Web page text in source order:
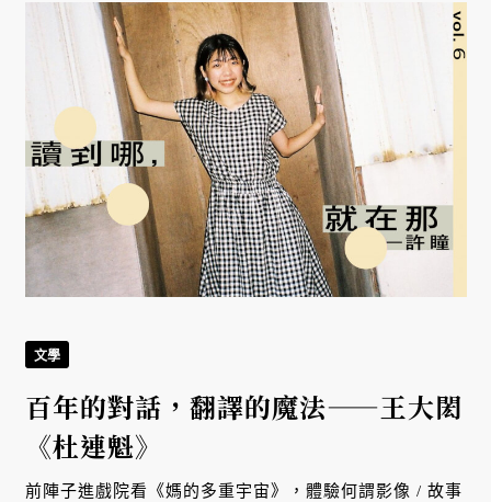
文學
百年的對話，翻譯的魔法——王大閎
《杜連魁》
前陣子進戲院看《媽的多重宇宙》，體驗何謂影像 / 故事